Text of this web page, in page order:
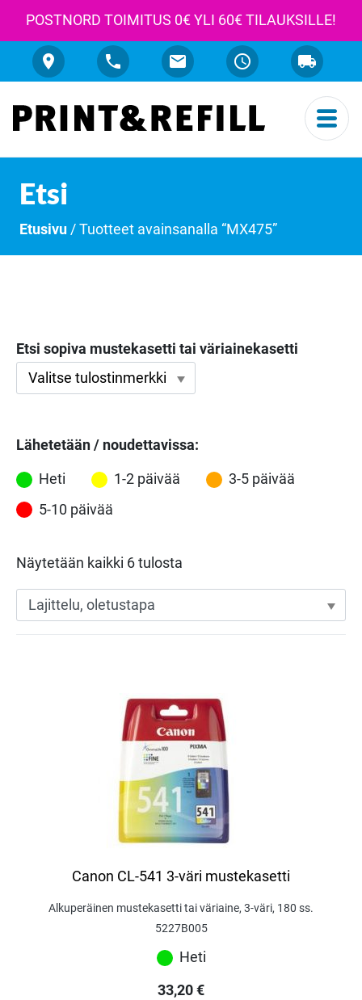
POSTNORD TOIMITUS 0€ YLI 60€ TILAUKSILLE!
Etsi
Etusivu / Tuotteet avainsanalla “MX475”
Etsi sopiva mustekasetti tai väriainekasetti
Lähetetään / noudettavissa:
Heti 1-2 päivää
3-5 päivää
5-10 päivää
Näytetään kaikki 6 tulosta
Canon CL-541 3-väri mustekasetti
Alkuperäinen mustekasetti tai väriaine, 3-väri, 180 ss.
5227B005
Heti
33,20€